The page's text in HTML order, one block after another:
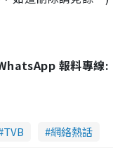
報料專線:
TVB 網絡熱話